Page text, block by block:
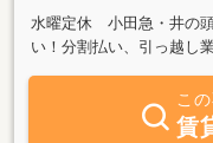
水曜定休 小田急・井の
い！分割払い、引っ越し
こ
賃